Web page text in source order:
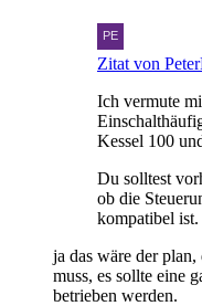
Zitat von
Ich vermute
Kessel 100
Du solltest
ob die
kompatibel ist.
ja das wäre der
muss, es sollte eine
betrieben werden.